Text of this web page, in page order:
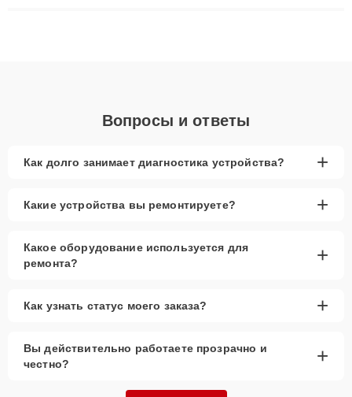
Вопросы и ответы
Как долго занимает диагностика устройства? +
Какие устройства вы ремонтируете? +
Какое оборудование используется для
ремонта?
+
Как узнать статус моего заказа? +
Вы действительно работаете прозрачно и
честно?
+